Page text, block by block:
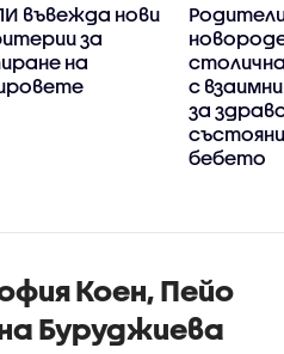
въвежда нови
за
на
с
за
бебето
Коен, Пейо
Буруджиева